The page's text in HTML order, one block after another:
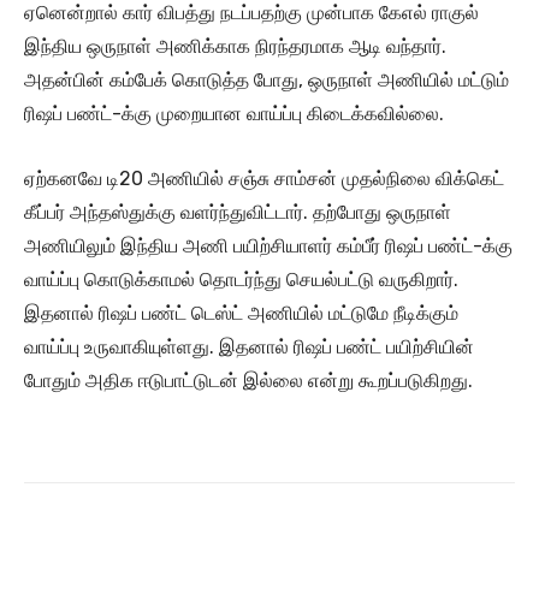
ஏனென்றால் கார் விபத்து நடப்பதற்கு முன்பாக கேஎல் ராகுல்
இந்திய ஒருநாள் அணிக்காக நிரந்தரமாக ஆடி வந்தார்.
அதன்பின் கம்பேக் கொடுத்த போது, ஒருநாள் அணியில் மட்டும்
ரிஷப் பண்ட்-க்கு முறையான வாய்ப்பு கிடைக்கவில்லை.
ஏற்கனவே டி20 அணியில் சஞ்சு சாம்சன் முதல்நிலை விக்கெட்
கீப்பர் அந்தஸ்துக்கு வளர்ந்துவிட்டார். தற்போது ஒருநாள்
அணியிலும் இந்திய அணி பயிற்சியாளர் கம்பீர் ரிஷப் பண்ட்-க்கு
வாய்ப்பு கொடுக்காமல் தொடர்ந்து செயல்பட்டு வருகிறார்.
இதனால் ரிஷப் பண்ட் டெஸ்ட் அணியில் மட்டுமே நீடிக்கும்
வாய்ப்பு உருவாகியுள்ளது. இதனால் ரிஷப் பண்ட் பயிற்சியின்
போதும் அதிக ஈடுபாட்டுடன் இல்லை என்று கூறப்படுகிறது.